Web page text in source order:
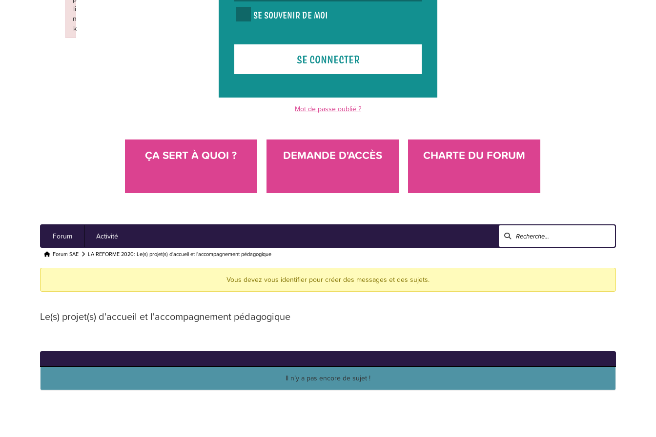
SE SOUVENIR DE MOI
Mot de passe oublié ?
ÇA SERT À QUOI ? DEMANDE D'ACCÈS CHARTE DU FORUM
forum
Forum Activité
Fil
d’Ariane
forum –
êtes
Forum SAE LA REFORME 2020: Le(s) projet(s) d'accueil et l'accompagnement pédagogique
Vous devez vous identifier pour créer des messages et des sujets.
Le(s) projet(s) d'accueil et l'accompagnement pédagogique
Il n’y a pas encore de sujet !
li
n
k
Failed to initialize plugin: wplink